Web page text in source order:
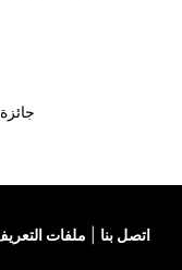
جائزة كاياك
ملفات اتصل بنا